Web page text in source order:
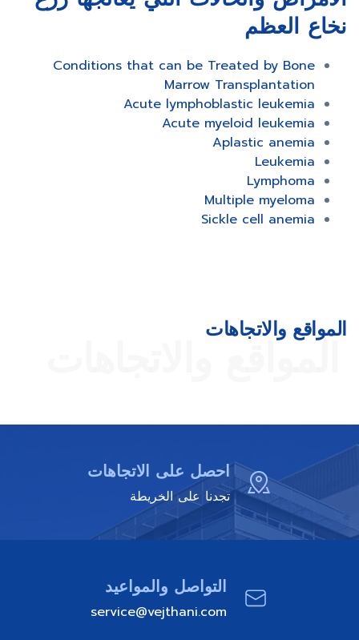
نخاع العظم
Conditions that can be Treated by Bone
Marrow Transplantation
Acute lymphoblastic leukemia
Acute myeloid leukemia
Aplastic anemia
Leukemia
Lymphoma
Multiple myeloma
Sickle cell anemia
المواقع والاتجاهات
المواقع والاتجاهات
احصل على الاتجاهات
تجدنا على الخريطة
التواصل والمواعيد
service@vejthani.com